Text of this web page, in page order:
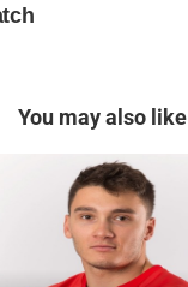
You may also like